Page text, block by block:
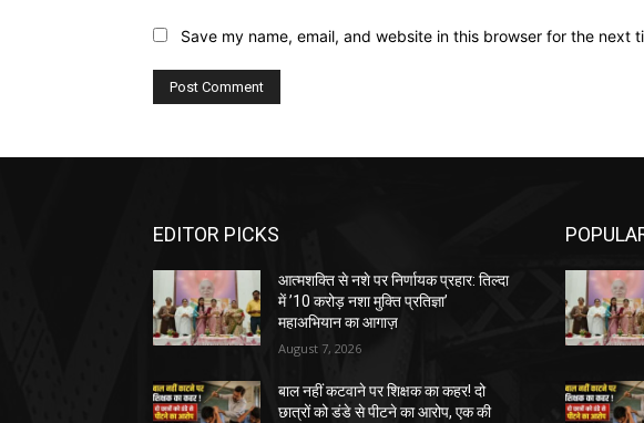
Save my name, email, and website in this browser for the next
EDITOR PICKS
आत्मशक्ति से नशे पर निर्णायक प्रहार: तिल्दा
में ’10 करोड़ नशा मुक्ति प्रतिज्ञा’
महाअभियान का आगाज़
August 7, 2026
बाल नहीं कटवाने पर शिक्षक का कहर! दो
छात्रों को डंडे से पीटने का आरोप, एक की